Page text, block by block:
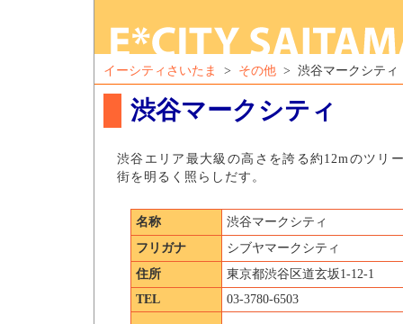
イーシティさいたま > その他 > 渋谷マークシティ
渋谷マークシティ
渋谷エリア最大級の高さを誇る約12mのツリ
街を明るく照らしだす。
名称
渋谷マークシティ
フリガナ
シブヤマークシティ
住所
東京都渋谷区道玄坂1-12-1
TEL
03-3780-6503